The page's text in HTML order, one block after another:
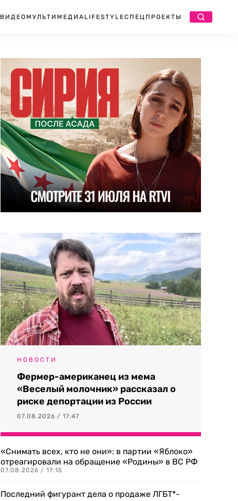
ВИДЕО МУЛЬТИМЕДИА LIFESTYLEСПЕЦПРОЕКТЫ
НОВОСТИ
Фермер-американец из мема
«Веселый молочник» рассказал о
риске депортации из России
07.08.2026 / 17:47
«Снимать всех, кто не они»: в партии «Яблоко»
отреагировали на обращение «Родины» в ВС РФ
07.08.2026 / 17:15
Последний фигурант дела о продаже ЛГБТ*-